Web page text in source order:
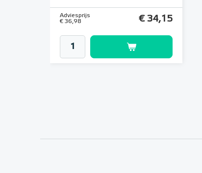
Adviesprijs
€ 36,98
€ 34,15